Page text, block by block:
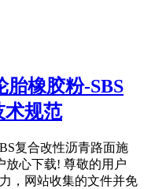
胎橡胶粉-SBS
术规范
复合改性沥青路面施
放心下载! 尊敬的用户
，网站收集的文件并免